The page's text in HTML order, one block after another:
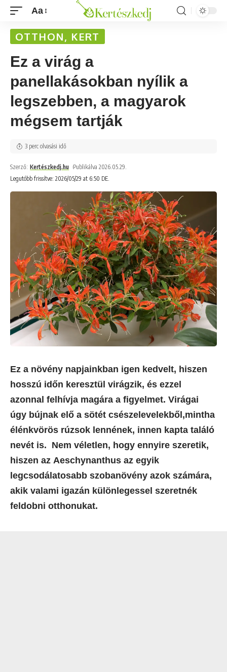
Aa
OTTHON, KERT
Ez a virág a
panellakásokban nyílik a
legszebben, a magyarok
mégsem tartják
Legutóbb frissítve: 2026/05/29 at 6:50 DE.
Szerző: Kertészkedj.hu Publikálva 2026.05.29.
3 perc olvasási idő
Ez a növény napjainkban igen kedvelt, hiszen
hosszú időn keresztül virágzik, és ezzel
azonnal felhívja magára a figyelmet. Virágai
úgy bújnak elő a sötét csészelevelekből,mintha
élénkvörös rúzsok lennének, innen kapta találó
nevét is. Nem véletlen, hogy ennyire szeretik,
hiszen az Aeschynanthus az egyik
legcsodálatosabb szobanövény azok számára,
akik valami igazán különlegessel szeretnék
feldobni otthonukat.